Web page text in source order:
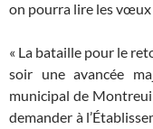
on pourra lire les
« La bataille pour le
soir une avancée
municipal de
demander à